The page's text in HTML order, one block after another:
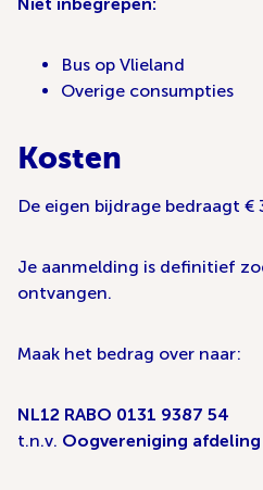
Bus op Vlieland
Overige consumpties
Kosten
De eigen bijdrage bedraagt €
Je aanmelding is definitief
ontvangen.
Maak het bedrag over naar:
NL12 RABO 0131 9387 54
t.n.v. Oogvereniging afdeling